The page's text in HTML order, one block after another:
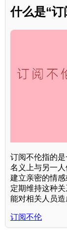
什么是“订
订阅不伦指的
名义上与另一
建立亲密的情感
定期维持这种
能对相关人员造
订阅不伦